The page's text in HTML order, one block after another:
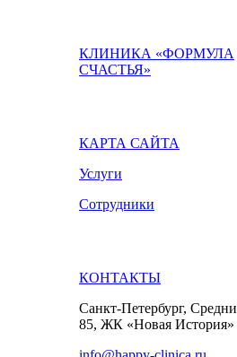
КЛИНИКА «ФОРМУЛА
СЧАСТЬЯ»
КАРТА САЙТА
Услуги
Сотрудники
КОНТАКТЫ
Санкт-Петербург,
85, ЖК «Новая История»